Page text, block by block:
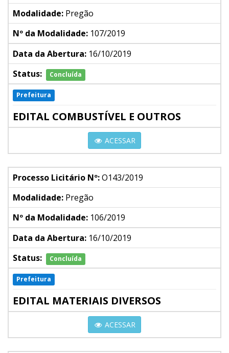
Modalidade: Pregão
Nº da Modalidade: 107/2019
Data da Abertura: 16/10/2019
Status:
Concluída
Prefeitura
EDITAL COMBUSTÍVEL E OUTROS
ACESSAR
Processo Licitário Nº:O143/2019
Modalidade: Pregão
Nº da Modalidade: 106/2019
Data da Abertura: 16/10/2019
Status:
Concluída
Prefeitura
EDITAL MATERIAIS DIVERSOS
ACESSAR